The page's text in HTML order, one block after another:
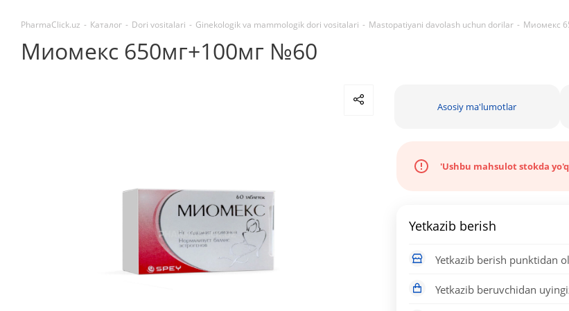
PharmaClick.uz - Каталог - Dori vositalari - Ginekologik va mammologik dori vositalari - Mastopatiyani davolash uchun dorilar - Миомекс
Миомекс 650мг+100мг №60
Asosiy ma'lumotlar
'Ushbu mahsulot stokda
Yetkazib berish
Yetkazib berish punktidan
Yetkazib beruvchidan